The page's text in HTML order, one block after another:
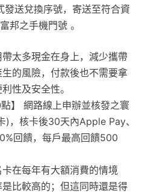
送兌換序號，寄送至符合資
邦之手機門號 。
太多現金在身上，減少攜帶
的風險，付款後也不需要拿
性及安全性。
】 網路線上申辦並核發之寰
)，核卡後30天內Apple Pay、
回饋，每戶最高回饋500
在每年有大額消費的情境
比較高的；但這同時還是得